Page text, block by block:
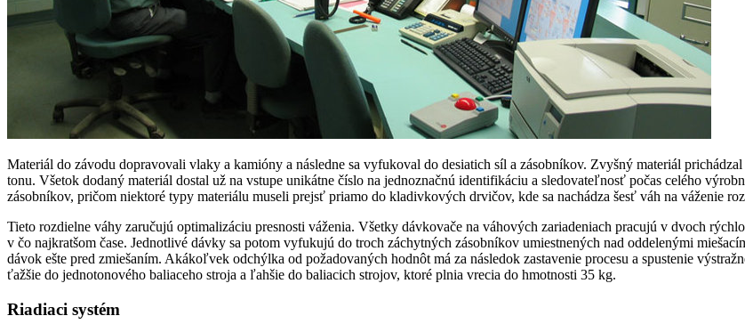
Materiál do závodu dopravovali vlaky a kamióny a následne sa vyfukoval do desiatich síl a zásobníkov. Zvyšný materiál
tonu. Všetok dodaný materiál dostal už na vstupe unikátne číslo na jednoznačnú identifikáciu a sledovateľnosť počas celého
zásobníkov, pričom niektoré typy materiálu museli prejsť priamo do kladivkových drvičov, kde sa nachádza šesť váh na váženie
Tieto rozdielne váhy zaručujú optimalizáciu presnosti váženia. Všetky dávkovače na váhových zariadeniach pracujú v dvoch
v čo najkratšom čase. Jednotlivé dávky sa potom vyfukujú do troch záchytných zásobníkov umiestnených nad oddelenými
dávok ešte pred zmiešaním. Akákoľvek odchýlka od požadovaných hodnôt má za následok zastavenie procesu a spustenie
ťažšie do jednotonového baliaceho stroja a ľahšie do baliacich strojov, ktoré plnia vrecia do hmotnosti 35 kg.
Riadiaci systém